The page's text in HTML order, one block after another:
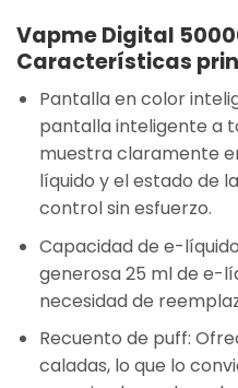
Vapme Digital
Características
Pantalla en color
pantalla inteligente a
muestra claramente
líquido y el estado de
control sin esfuerzo.
Capacidad de e-líquido
generosa25 mlde e-
necesidad de
Recuento de puff:
caladas, lo que lo